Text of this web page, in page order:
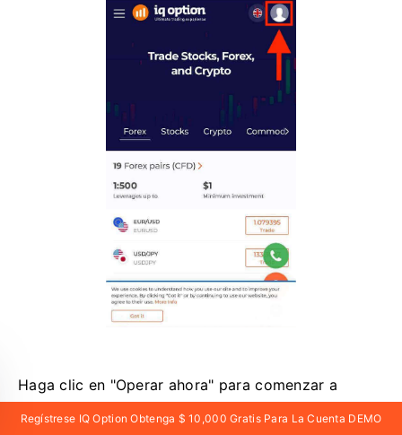
Haga clic en "Operar ahora" para comenzar a
operar. ¡
Regístrese IQ Option Obtenga $ 10,000 Gratis Para La Cuenta DEMO